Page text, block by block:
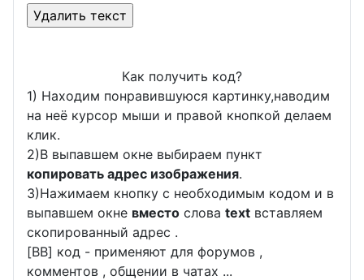
Как получить код?
1) Находим понравившуюся картинку,наводим
на неё курсор мыши и правой кнопкой делаем
клик.
2)В выпавшем окне выбираем пункт
копировать адрес изображения.
3)Нажимаем кнопку с необходимым кодом и в
выпавшем окне вместо слова text вставляем
скопированный адрес .
[BB] код - применяют для форумов ,
комментов , общении в чатах ...